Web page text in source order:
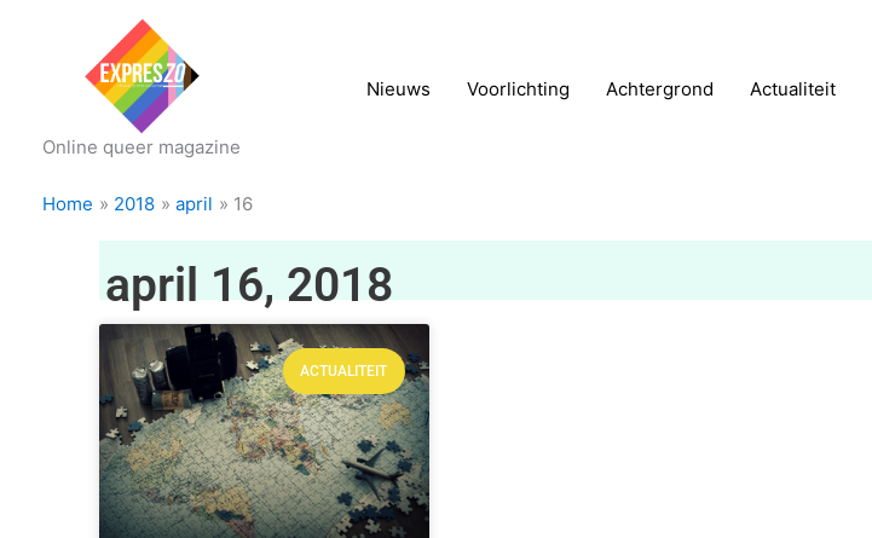
Online queer magazine
Nieuws Voorlichting Achtergrond Actualiteit
Home 2018 april 16
april 16, 2018
ACTUALITEIT